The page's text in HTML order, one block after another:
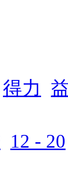
得力
12 - 20